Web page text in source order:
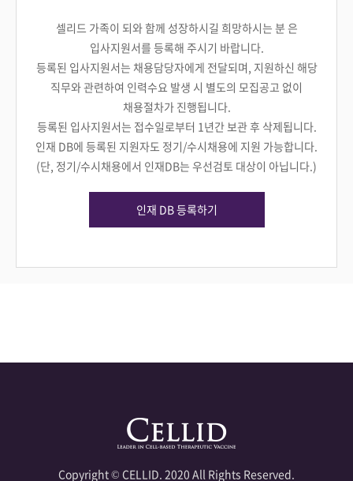
셀리드 가족이 되와 함께 성장하시길 희망하시는 분 은
입사지원서를 등록해 주시기 바랍니다.
등록된 입사지원서는 채용담당자에게 전달되며, 지원하신 해당
직무와 관련하여 인력수요 발생 시 별도의 모집공고 없이
채용절차가 진행됩니다.
등록된 입사지원서는 접수일로부터 1년간 보관 후 삭제됩니다.
인재 DB에 등록된 지원자도 정기/수시채용에 지원 가능합니다.
(단, 정기/수시채용에서 인재DB는 우선검토 대상이 아닙니다.)
인재 DB 등록하기
Copyright © CELLID. 2020 All Rights Reserved.